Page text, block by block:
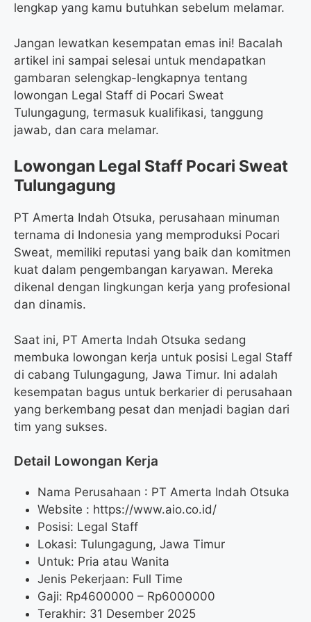
lengkap yang kamu butuhkan sebelum melamar.
Jangan lewatkan kesempatan emas ini! Bacalah
artikel ini sampai selesai untuk mendapatkan
gambaran selengkap-lengkapnya tentang
lowongan Legal Staff di Pocari Sweat
Tulungagung, termasuk kualifikasi, tanggung
jawab, dan cara melamar.
Lowongan Legal Staff Pocari Sweat
Tulungagung
PT Amerta Indah Otsuka, perusahaan minuman
ternama di Indonesia yang memproduksi Pocari
Sweat, memiliki reputasi yang baik dan komitmen
kuat dalam pengembangan karyawan. Mereka
dikenal dengan lingkungan kerja yang profesional
dan dinamis.
Saat ini, PT Amerta Indah Otsuka sedang
membuka lowongan kerja untuk posisi Legal Staff
di cabang Tulungagung, Jawa Timur. Ini adalah
kesempatan bagus untuk berkarier di perusahaan
yang berkembang pesat dan menjadi bagian dari
tim yang sukses.
Detail Lowongan Kerja
Nama Perusahaan : PT Amerta Indah Otsuka
Website : https://www.aio.co.id/
Posisi: Legal Staff
Lokasi: Tulungagung, Jawa Timur
Untuk: Pria atau Wanita
Jenis Pekerjaan: Full Time
Gaji: Rp4600000 – Rp6000000
Terakhir: 31 Desember 2025